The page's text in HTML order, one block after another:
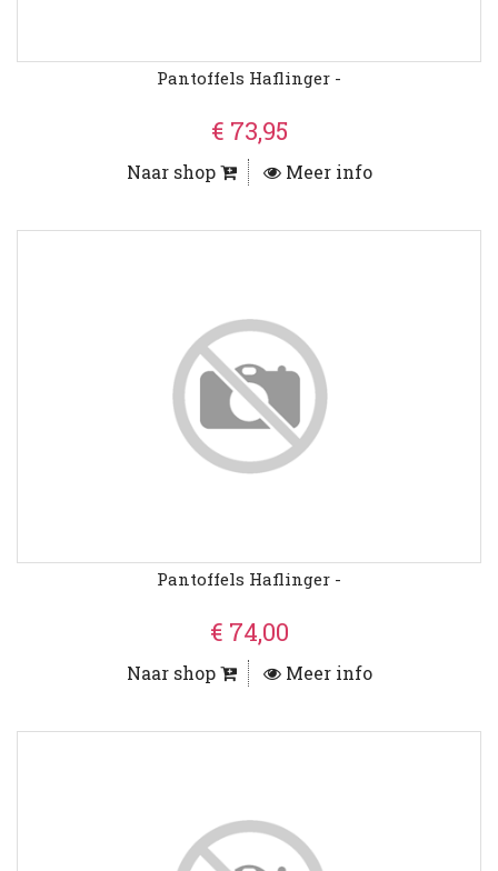
Pantoffels Haflinger -
€ 73,95
Naar shop Meer info
Pantoffels Haflinger -
€ 74,00
Naar shop Meer info